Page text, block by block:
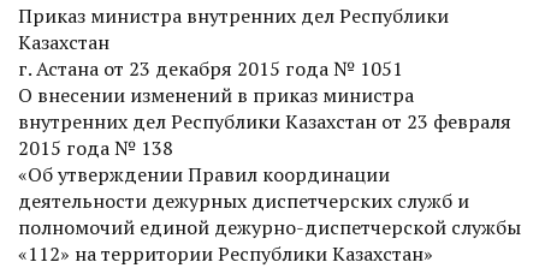
Приказ министра внутренних дел Респуб­лики
Казахстан
г. Астана от 23 декабря 2015 года № 1051
О внесении изменений в приказ министра
внутренних дел Респуб­лики Казахстан от 23 февраля
2015 года № 138
«Об утверждении Правил координации
деятельности дежурных диспетчерских служб и
полномочий единой дежурно-диспетчерской службы
«112» на территории Респуб­лики Казахстан»